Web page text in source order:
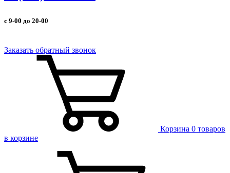
с 9-00 до 20-00
Заказать обратный звонок
Корзина 0 товаров
в корзине